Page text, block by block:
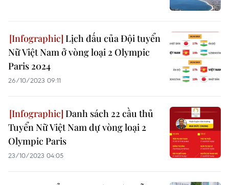
Lịch đấu của Đội tuyển
Nữ Việt Nam ở vòng loại 2 Olympic
Paris 2024
26/10/2023 09:11
Danh sách 22 cầu thủ
Tuyển Nữ Việt Nam dự vòng loại 2
Olympic Paris
23/10/2023 04:05